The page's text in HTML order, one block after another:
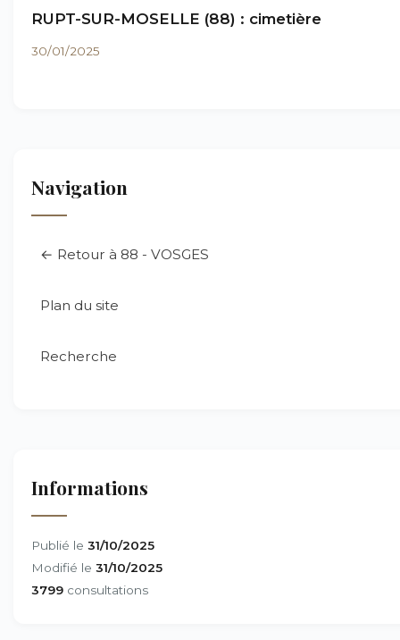
RUPT-SUR-MOSELLE (88) : cimetière
30/01/2025
Navigation
← Retour à 88 - VOSGES
Plan du site
Recherche
Informations
Publié le 31/10/2025
Modifié le 31/10/2025
3799 consultations